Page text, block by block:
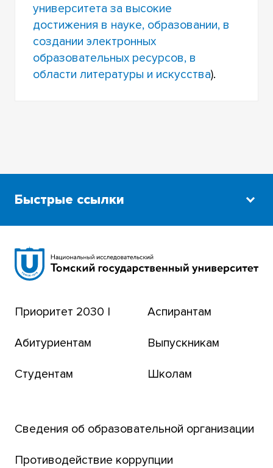
университета за высокие
достижения в науке, образовании, в
создании электронных
образовательных ресурсов, в
области литературы и искусства).
Быстрые ссылки
Сибирский ботанический сад
Томский региональный центр коллективного
Транссибирский научный путь
Парк социогуманитарных технологий ТГУ
Английский для всех
Приоритет 2030 |
Абитуриентам
Студентам
Аспирантам
Выпускникам
Школам
Сведения об образовательной организации
Противодействие коррупции